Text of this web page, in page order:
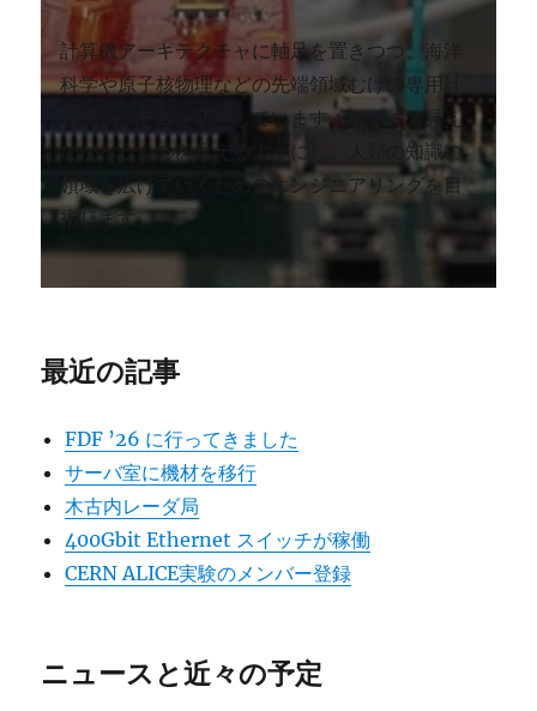
計算機アーキテクチャに軸足を置きつつ、海洋
科学や原子核物理などの先端領域むけの専用計
算機システムを研究しています。いままで見え
なかったものを見えるようにし、人類の知識の
領域を広げていくためのエンジニアリングを目
指します。
最近の記事
FDF ’26 に行ってきました
サーバ室に機材を移行
木古内レーダ局
400Gbit Ethernet スイッチが稼働
CERN ALICE実験のメンバー登録
ニュースと近々の予定